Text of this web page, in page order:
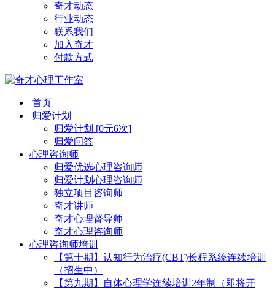
奇才动态
行业动态
联系我们
加入奇才
付款方式
首页
归爱计划
归爱计划 [0元6次]
归爱问答
心理咨询师
归爱优选心理咨询师
归爱计划心理咨询师
独立项目咨询师
奇才讲师
奇才心理督导师
奇才心理咨询师
心理咨询师培训
【第十期】认知行为治疗(CBT)长程系统连续培训
（招生中）
【第九期】自体心理学连续培训2年制（即将开